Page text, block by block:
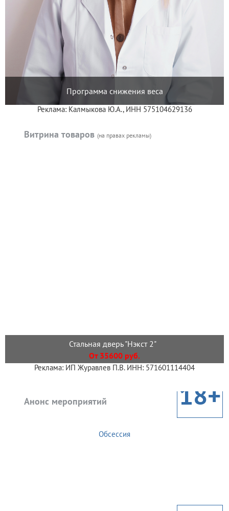
Программа снижения веса
Реклама: Калмыкова Ю.А., ИНН 575104629136
Витрина товаров (на правах рекламы)
Стальная дверь "Нэкст 2"
От 35600 руб.
Реклама: ИП Журавлев П.В. ИНН: 571601114404
Анонс мероприятий 18+
Обсессия